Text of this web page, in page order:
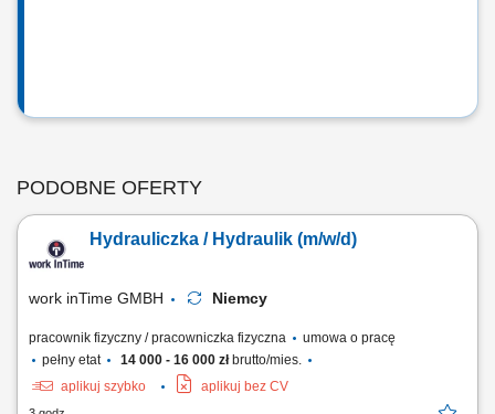
PODOBNE OFERTY
Hydrauliczka / Hydraulik (m/w/d)
work inTime GMBH Niemcy
pracownik fizyczny / pracowniczka fizyczna
umowa o pracę
pełny etat
14 000 - 16 000 złbrutto/mies.
aplikuj szybko
aplikuj bez CV